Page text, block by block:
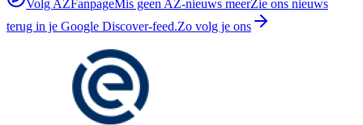
Volg AZFanpageMis geen AZ-nieuws meerZie ons nieuws
terug in je Google Discover-feed.Zo volg je ons